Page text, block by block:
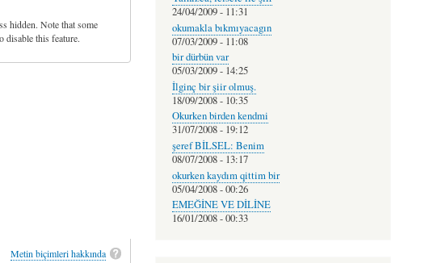
hidden. Note that some
disable this feature.
Metin biçimleri hakkında
24/04/2009 - 11:31
okumakla bıkmıyacagın
07/03/2009 - 11:08
bir dürbün var
05/03/2009 - 14:25
İlginç bir şiir olmuş.
18/09/2008 - 10:35
Okurken birden kendmi
31/07/2008 - 19:12
şeref BİLSEL: Benim
08/07/2008 - 13:17
okurken kaydım qittim bir
05/04/2008 - 00:26
EMEĞİNE VE DİLİNE
16/01/2008 - 00:33